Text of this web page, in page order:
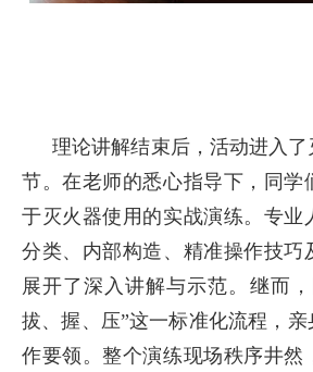
理论讲解结束后，活动进入
节。在老师的悉心指导下，同学
于灭火器使用的实战演练。专业
分类、内部构造、精准操作技巧
展开了深入讲解与示范。继而，
拔、握、压”这一标准化流程，
作要领。整个演练现场秩序井然